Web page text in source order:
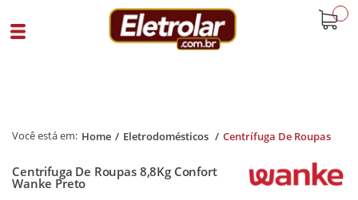
Home Eletrodomésticos Centrífuga De Roupas
Centrifuga De Roupas 8,8Kg Confort
Wanke Preto